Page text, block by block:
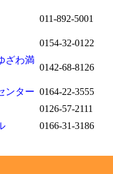
011-892-5001
0154-32-0122
ざわ満
0142-68-8126
ンター 0164-22-3555
0126-57-2111
0166-31-3186